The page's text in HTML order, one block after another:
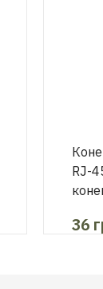
RJ-
36